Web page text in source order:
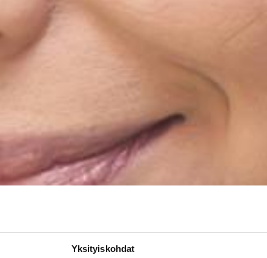
Yksityiskohdat